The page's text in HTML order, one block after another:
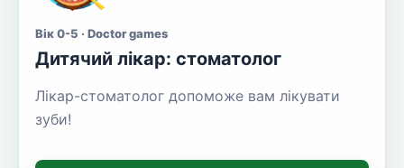
Вік 0-5 · Doctor games
Дитячий лікар: стоматолог
Лікар-стоматолог допоможе вам лікувати
зуби!